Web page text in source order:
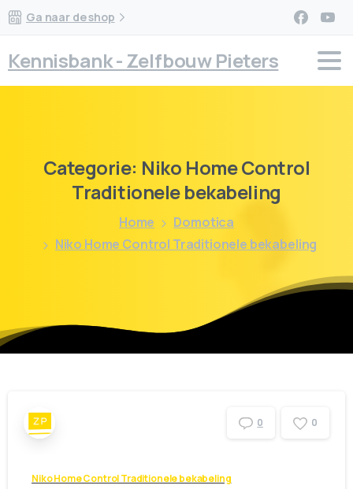
Ga naar de shop
Kennisbank - Zelfbouw Pieters
Categorie: Niko HomeControl
Traditionelebekabeling
Home
Domotica
Niko Home Control Traditionele bekabeling
0 0
Niko Home Control Traditionele bekabeling